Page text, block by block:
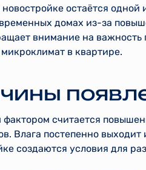
новостройке остаётся
домах из-за
внимание на
в квартире.
считается
Влага постепенно
создаются условия для